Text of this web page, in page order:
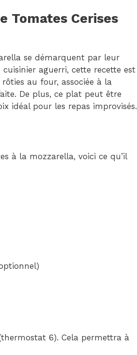
Tomates Cerises
se démarquent par leur
aguerri, cette recette est
au four, associée à la
De plus, ce plat peut être
idéal pour les repas improvisés.
à la mozzarella, voici ce qu’il
6). Cela permettra à